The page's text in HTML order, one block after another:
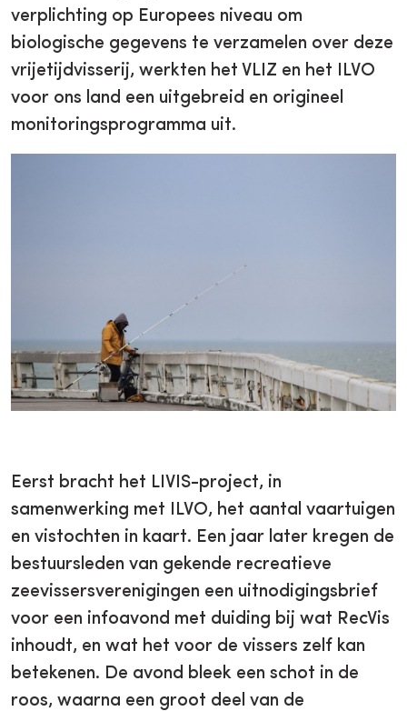
verplichting op Europees niveau om
biologische gegevens te verzamelen over deze
vrijetijdvisserij, werkten het VLIZ en het ILVO
voor ons land een uitgebreid en origineel
monitoringsprogramma uit.
Eerst bracht het LIVIS-project, in
samenwerking met ILVO, het aantal vaartuigen
en vistochten in kaart. Een jaar later kregen de
bestuursleden van gekende recreatieve
zeevissersverenigingen een uitnodigingsbrief
voor een infoavond met duiding bij wat RecVis
inhoudt, en wat het voor de vissers zelf kan
betekenen. De avond bleek een schot in de
roos, waarna een groot deel van de